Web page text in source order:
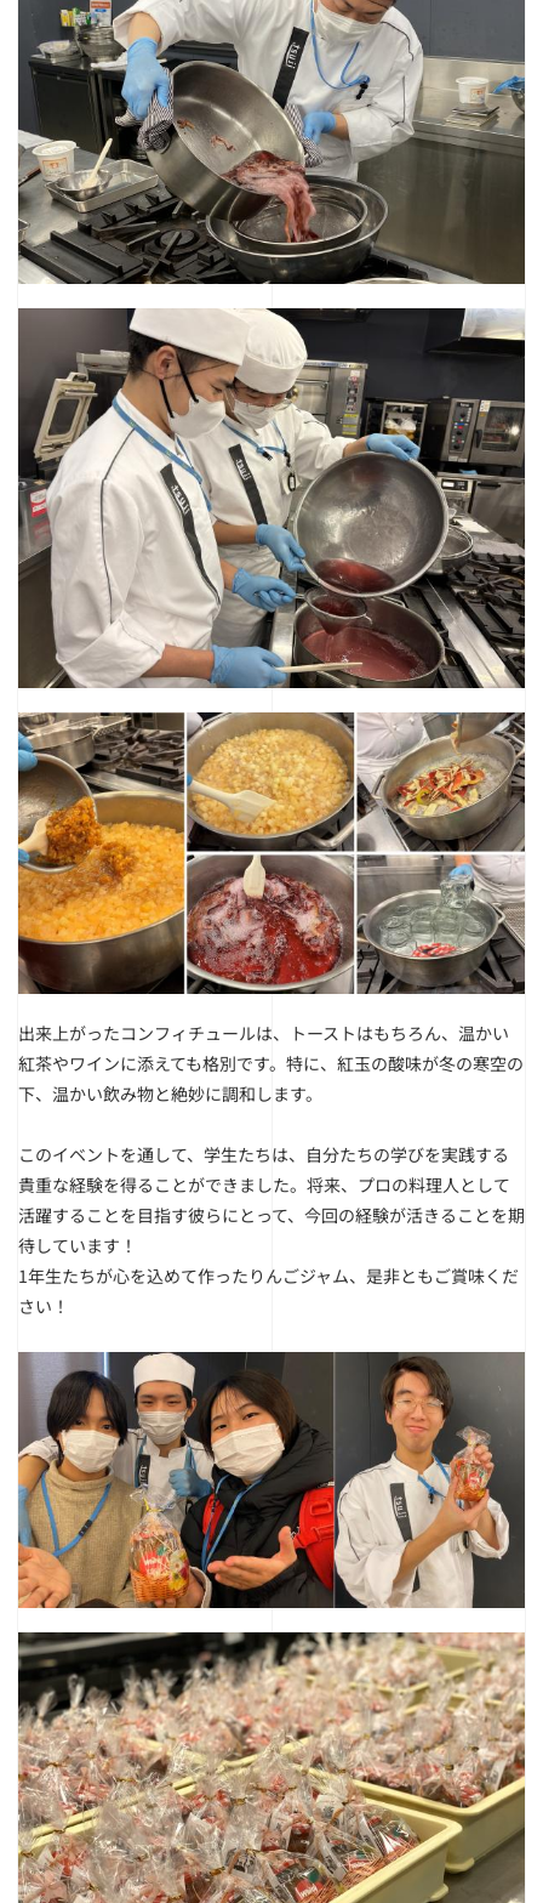
出来上がったコンフィチュールは、トーストはもちろん、温かい
紅茶やワインに添えても格別です。特に、紅玉の酸味が冬の寒空の
下、温かい飲み物と絶妙に調和します。
このイベントを通して、学生たちは、自分たちの学びを実践する
貴重な経験を得ることができました。将来、プロの料理人として
活躍することを目指す彼らにとって、今回の経験が活きることを期
待しています！
1年生たちが心を込めて作ったりんごジャム、是非ともご賞味くだ
さい！